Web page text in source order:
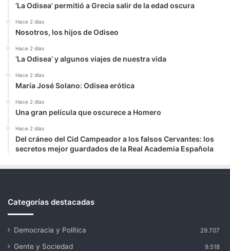
‘La Odisea’ permitió a Grecia salir de la edad oscura
Hace 2 días
Nosotros, los hijos de Odiseo
Hace 2 días
‘La Odisea’ y algunos viajes de nuestra vida
Hace 2 días
María José Solano: Odisea erótica
Hace 2 días
Una gran película que oscurece a Homero
Hace 2 días
Del cráneo del Cid Campeador a los falsos Cervantes: los
secretos mejor guardados de la Real Academia Española
Categorías destacadas
Democracia y Política 29.707
Gente y Sociedad 9.518